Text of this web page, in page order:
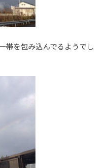
帯を包み込んでるようでし